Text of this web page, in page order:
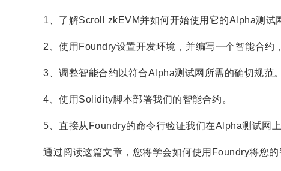
1、了解Scroll zkEVM并如何开始使用它的Alpha测试
2、使用Foundry设置开发环境，并编写一个智能合约
3、调整智能合约以符合Alpha测试网所需的确切规范。
4、使用Solidity脚本部署我们的智能合约。
5、直接从Foundry的命令行验证我们在Alpha测试网上
通过阅读这篇文章，您将学会如何使用Foundry将您